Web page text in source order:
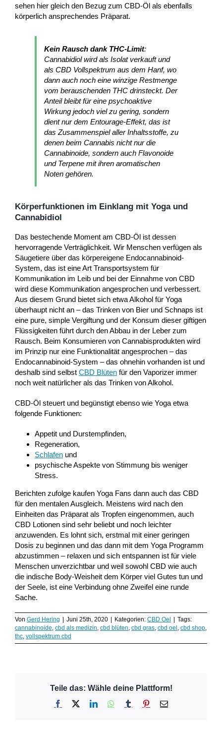
sehen hier gleich den Bezug zum CBD-Öl als ebenfalls
körperlich ansprechendes Präparat.
Kein Rausch dank THC-Limit:
Cannabidiol wird als Isolat verkauft und
als CBD Vollspektrum aus dem Hanf, wo
dann auch noch eine winzige Restmenge
vom berauschenden THC drinsteckt. Der
Anteil bleibt für eine psychoaktive
Wirkung jedoch viel zu gering, sondern
dient nur dem Entourage-Effekt, das ist
das Zusammenspiel aller Inhaltsstoffe, zu
denen beim Cannabis nicht nur die
Cannabinoide, sondern auch Flavonoide
und Terpene mit ihren aromatischen
Noten gehören.
Körperfunktionen im Einklang mit Yoga und
Cannabidiol
Das bestechende Moment am CBD-Öl ist dessen
hervorragende Verträglichkeit. Wir Menschen verfügen als
Säugetiere über das körpereigene Endocannabinoid-
System, das ist eine Art Transportsystem für
Kommunikation im Leib und bei der Einnahme von CBD
wird diese Kommunikation angesprochen und verbessert.
Aus diesem Grund bietet sich etwa Alkohol für Yoga
überhaupt nicht an – das Trinken von Bier und Schnaps ist
eine pure, simple Vergiftung und der Konsum dieser giftigen
Flüssigkeiten führt durch den Abbau in der Leber zum
Rausch. Beim Konsumieren von Cannabisprodukten wird
im Prinzip nur eine Funktionalität angesprochen – das
Endocannabinoid-System – das ohnehin vorhanden ist und
deshalb sind selbst CBD Blüten für den Vaporizer immer
noch weit natürlicher als das Trinken von Alkohol.
CBD-Öl steuert und begünstigt ebenso wie Yoga etwa
folgende Funktionen:
Appetit und Durstempfinden,
Regeneration,
Schlafen und
psychische Aspekte von Stimmung bis weniger
Stress.
Berichten zufolge kaufen Yoga Fans dann auch das CBD
für den mentalen Ausgleich. Meistens wird nach den
Einheiten das Präparat als Tropfen eingenommen, auch
CBD Lotionen sind sehr beliebt und noch leichter
anzuwenden. Es lohnt sich, erstmal mit einer geringen
Dosis zu beginnen und das dann mit dem Yoga Programm
abzustimmen – relaxen und sich entspannen ist für viele
Menschen unverzichtbar und weil sowohl CBD wie auch
die indische Body-Weisheit dem Körper viel Gutes tun und
der Seele, ist eine Verbindung ohne Zweifel eine runde
Sache.
Von Gerd Hering | Juni 25th, 2020 | Kategorien: CBD Oel | Tags:
cannabinoide, cbd als medizin, cbd blüten, cbd gras, cbd oel, cbd shop,
thc, vollspektrum cbd
Teile das: Wähle deine Plattform!
Facebook LinkedInWhatsApp
Tumblr Pinterest
E-